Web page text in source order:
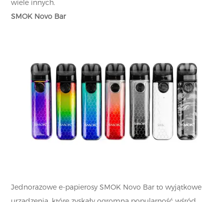
wiele innych.
SMOK Novo Bar
Jednorazowe e-papierosy SMOK Novo Bar to wyjątkowe